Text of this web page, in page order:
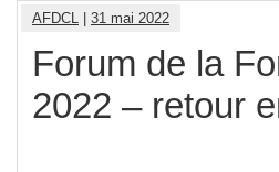
AFDCL 31 mai 2022
Forum de la
2022 – retour